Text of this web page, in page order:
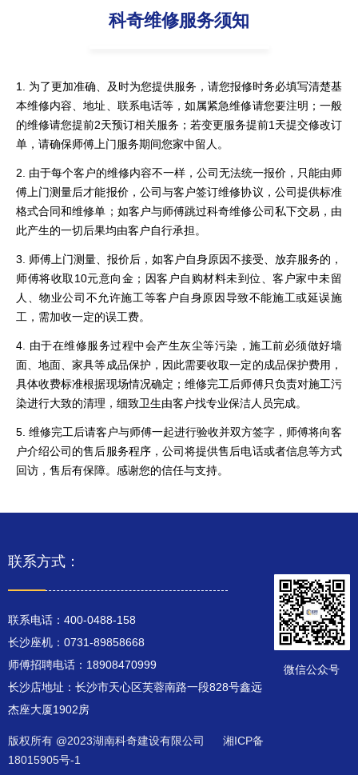
1. 为了更加准确、及时为您提供服务，请您报修时务必填写清楚基
本维修内容、地址、联系电话等，如属紧急维修请您要注明；一般
的维修请您提前2天预订相关服务；若变更服务提前1天提交修改订
单，请确保师傅上门服务期间您家中留人。
2. 由于每个客户的维修内容不一样，公司无法统一报价，只能由师
傅上门测量后才能报价，公司与客户签订维修协议，公司提供标准
格式合同和维修单；如客户与师傅跳过科奇维修公司私下交易，由
此产生的一切后果均由客户自行承担。
3. 师傅上门测量、报价后，如客户自身原因不接受、放弃服务的，
师傅将收取10元意向金；因客户自购材料未到位、客户家中未留
人、物业公司不允许施工等客户自身原因导致不能施工或延误施
工，需加收一定的误工费。
4. 由于在维修服务过程中会产生灰尘等污染，施工前必须做好墙
面、地面、家具等成品保护，因此需要收取一定的成品保护费用，
具体收费标准根据现场情况确定；维修完工后师傅只负责对施工污
染进行大致的清理，细致卫生由客户找专业保洁人员完成。
5. 维修完工后请客户与师傅一起进行验收并双方签字，师傅将向客
户介绍公司的售后服务程序，公司将提供售后电话或者信息等方式
回访，售后有保障。感谢您的信任与支持。
科奇维修服务须知
版权所有 @2023湖南科奇建设有限公司
湘ICP备
18015905号-1
联系电话：400-0488-158
长沙座机：0731-89858668
师傅招聘电话：18908470999
长沙店地址：长沙市天心区芙蓉南路一段828号鑫远
杰座大厦1902房
联系方式：
微信公众号